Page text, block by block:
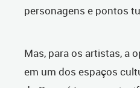
personagens e pontos
Mas, para os artistas, a
em um dos espaços